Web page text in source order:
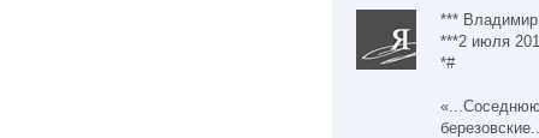
*** Владимир
***2 июля
*#
«...Соседнюю